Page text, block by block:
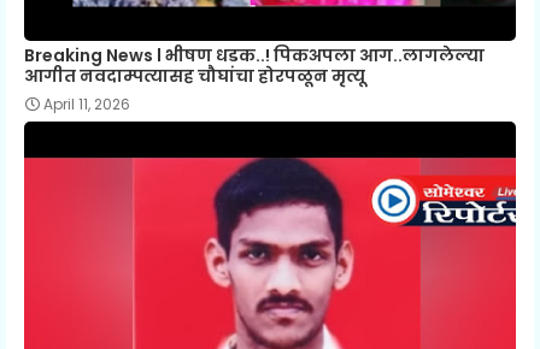
Breaking News l भीषण धडक..! पिकअपला आग..लागलेल्या
आगीत नवदाम्पत्यासह चौघांचा होरपळून मृत्यू
April 11, 2026